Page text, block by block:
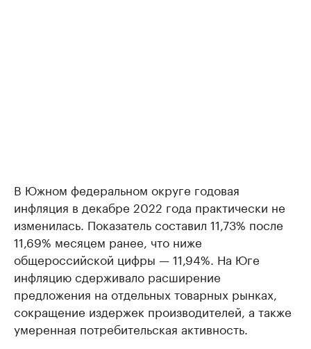
В Южном федеральном округе годовая
инфляция в декабре 2022 года практически не
изменилась. Показатель составил 11,73% после
11,69% месяцем ранее, что ниже
общероссийской цифры — 11,94%. На Юге
инфляцию сдерживало расширение
предложения на отдельных товарных рынках,
сокращение издержек производителей, а также
умеренная потребительская активность.